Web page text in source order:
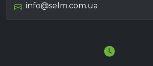
info@selm.com.ua